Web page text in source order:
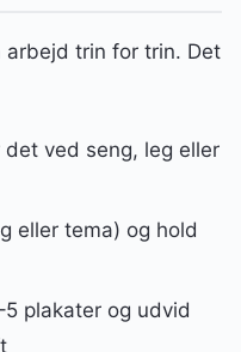
arbejd trin for trin. Det
ved seng, leg eller
eller tema) og hold
plakater og udvid